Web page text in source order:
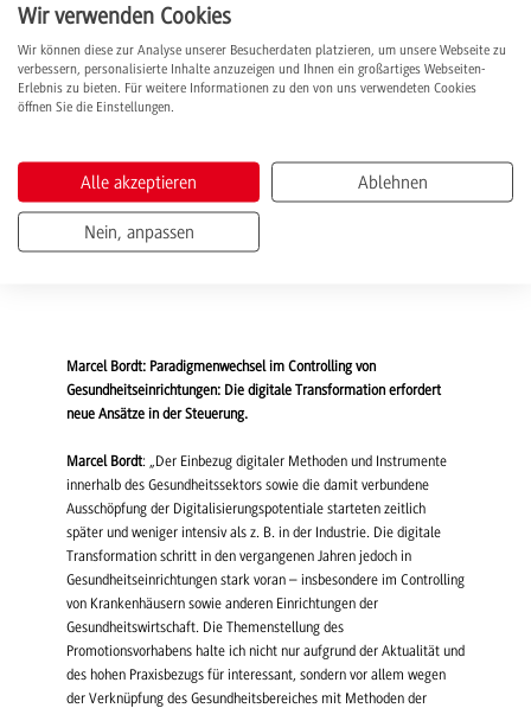
Maschinenbau, Honorarprofessor an der University of Toronto
mit denen ich mich schon lange beschäftige. Ich freue mich, dass
mir das IPF-Programm die Möglichkeit gibt, einen Doktoranden zu
finanzieren, der beide Themen miteinander verbinden wird. Wir
mit additiver Fertigung herstellen lassen.“
In Kooperation mit: Prof. Aimy Bazylak, Ph.D, Dept. of Mechanical
Engineering,University of Toronto; Gemeinschaftsprojekt mit der
Marcel Bordt: Paradigmenwechsel im Controlling von
Gesundheitseinrichtungen: Die digitale Transformation erfordert
neue Ansätze in der Steuerung.
Marcel Bordt: „Der Einbezug digitaler Methoden und Instrumente
innerhalb des Gesundheitssektors sowie die damit verbundene
Ausschöpfung der Digitalisierungspotentiale starteten zeitlich
später und weniger intensiv als z. B. in der Industrie. Die digitale
Transformation schritt in den vergangenen Jahren jedoch in
Gesundheitseinrichtungen stark voran – insbesondere im Controlling
von Krankenhäusern sowie anderen Einrichtungen der
Gesundheitswirtschaft. Die Themenstellung des
Promotionsvorhabens halte ich nicht nur aufgrund der Aktualität und
des hohen Praxisbezugs für interessant, sondern vor allem wegen
der Verknüpfung des Gesundheitsbereiches mit Methoden der
Wir verwenden Cookies
Wir können diese zur Analyse unserer Besucherdaten platzieren, um unsere Webseite zu
verbessern, personalisierte Inhalte anzuzeigen und Ihnen ein großartiges Webseiten-
Erlebnis zu bieten. Für weitere Informationen zu den von uns verwendeten Cookies
öffnen Sie die Einstellungen.
Alle akzeptieren Ablehnen
Nein, anpassen